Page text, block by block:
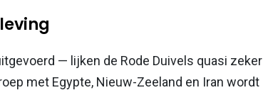
— lijken de Rode Duivels quasi zeker
met Egypte, Nieuw-Zeeland en Iran wordt